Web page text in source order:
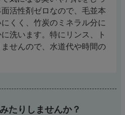
活性剤ゼロなので、毛並本
くく、竹炭のミネラル分に
洗います。特にリンス、ト
せんので、水道代や時間の
たりしませんか？